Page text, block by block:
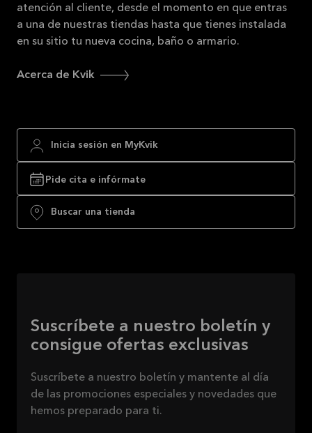
atención al cliente, desde el momento en que entras
a una de nuestras tiendas hasta que tienes instalada
en su sitio tu nueva cocina, baño o armario.
Acerca de Kvik
Inicia sesión en MyKvik
Pide cita e infórmate
Buscar una tienda
Suscríbete a nuestro boletín y
consigue ofertas exclusivas
Suscríbete a nuestro boletín y mantente al día
de las promociones especiales y novedades que
hemos preparado para ti.